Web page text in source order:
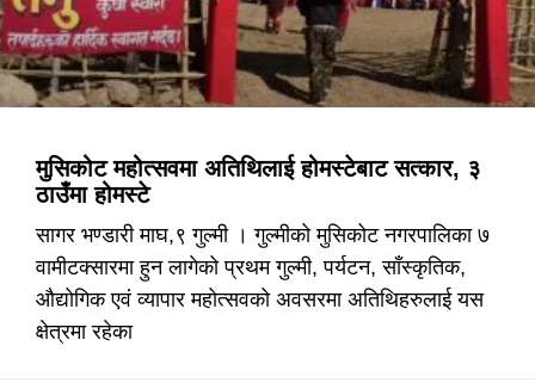
मुसिकोट महोत्सवमा अतिथिलाई होमस्टेबाट सत्कार, ३
ठाउँमा होमस्टे
सागर भण्डारी माघ,९ गुल्मी । गुल्मीको मुसिकोट नगरपालिका ७
वामीटक्सारमा हुन लागेको प्रथम गुल्मी, पर्यटन, साँस्कृतिक,
औद्योगिक एवं व्यापार महोत्सवको अवसरमा अतिथिहरुलाई यस
क्षेत्रमा रहेका